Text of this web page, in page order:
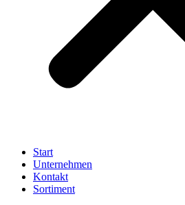
Start
Unternehmen
Kontakt
Sortiment